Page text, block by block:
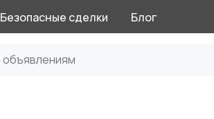
Безопасные сделки Блог